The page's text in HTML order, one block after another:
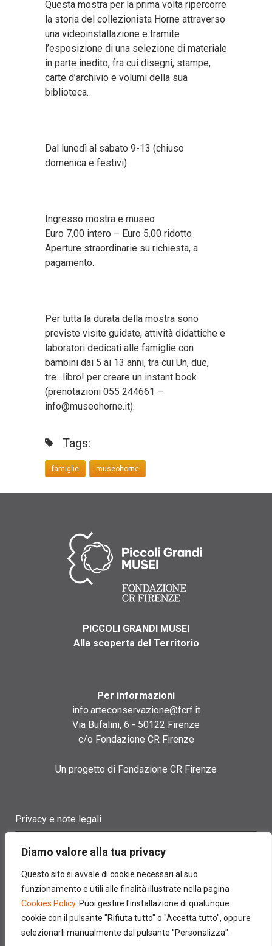
Diamo valore alla tua privacy
Questo sito si avvale di cookie necessari al suo
funzionamento e utili alle finalità illustrate nella pagina
Cookies Policy. Puoi gestire l'installazione di qualunque
cookie con il pulsante "Rifiuta tutto" o "Accetta tutto", oppure
selezionarli manualmente dal pulsante "Personalizza".
Questa mostra per la prima volta ripercorre
la storia del collezionista Horne attraverso
una videoinstallazione e tramite
l’esposizione di una selezione di materiale
in parte inedito, fra cui disegni, stampe,
carte d’archivio e volumi della sua
biblioteca.
Dal lunedì al sabato 9-13 (chiuso
domenica e festivi)
Ingresso mostra e museo
Euro 7,00 intero – Euro 5,00 ridotto
Aperture straordinarie su richiesta, a
pagamento.
Per tutta la durata della mostra sono
previste visite guidate, attività didattiche e
laboratori dedicati alle famiglie con
bambini dai 5 ai 13 anni, tra cui Un, due,
tre…libro! per creare un instant book
(prenotazioni 055 244661 –
info@museohorne.it).
Tags:
famiglie museohorne
PICCOLI GRANDI MUSEI
Alla scoperta del Territorio
Per informazioni
info.arteconservazione@fcrf.it
Via Bufalini, 6 - 50122 Firenze
c/o Fondazione CR Firenze
Un progetto di Fondazione CR Firenze
Privacy e note legali
Cookie policy
Contatti